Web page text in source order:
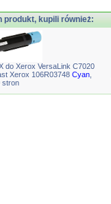
produkt, kupili również:
do Xerox VersaLink C7020
Xerox 106R03748 Cyan,
stron